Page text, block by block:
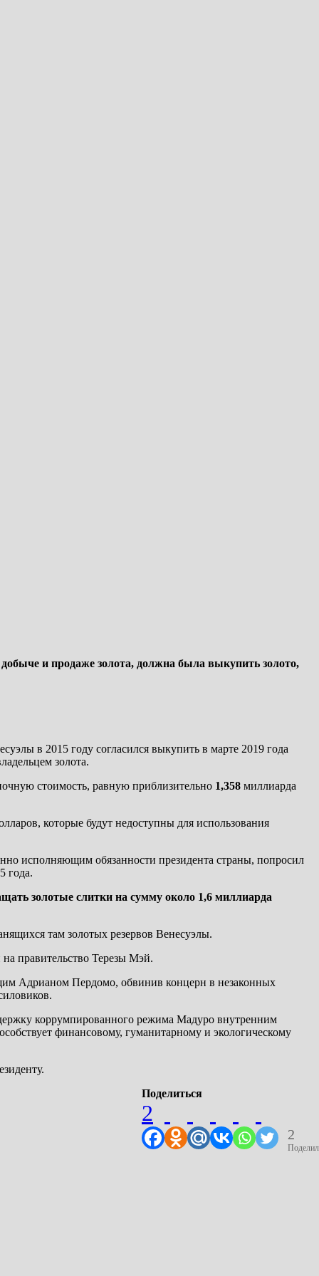
и продаже золота, должна была выкупить золото,
в 2015 году согласился выкупить в марте 2019 года
золота.
стоимость, равную приблизительно 1,358 миллиарда
которые будут недоступны для использования
исполняющим обязанности президента страны, попросил
года.
золотые слитки на сумму около 1,6 миллиарда
там золотых резервов Венесуэлы.
правительство Терезы Мэй.
Адрианом Пердомо, обвинив концерн в незаконных
коррумпированного режима Мадуро внутренним
финансовому, гуманитарному и экологическому
Поделиться
2
2